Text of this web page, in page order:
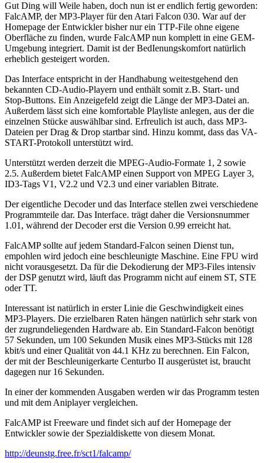
Gut Ding will Weile haben, doch nun ist er endlich fertig geworden:
FalcAMP, der MP3-Player für den Atari Falcon 030. War auf der
Homepage der Entwickler bisher nur ein TTP-File ohne eigene
Oberfläche zu finden, wurde FalcAMP nun komplett in eine GEM-
Umgebung integriert. Damit ist der BedIenungskomfort natürlich
erheblich gesteigert worden.
Das Interface entspricht in der Handhabung weitestgehend den
bekannten CD-Audio-Playern und enthält somit z.B. Start- und
Stop-Buttons. Ein Anzeigefeld zeigt die Länge der MP3-Datei an.
Außerdem lässt sich eine komfortable Playliste anlegen, aus der die
einzelnen Stücke auswählbar sind. Erfreulich ist auch, dass MP3-
Dateien per Drag & Drop startbar sind. Hinzu kommt, dass das VA-
START-Protokoll unterstützt wird.
Unterstützt werden derzeit die MPEG-Audio-Formate 1, 2 sowie
2.5. Außerdem bietet FalcAMP einen Support von MPEG Layer 3,
ID3-Tags V1, V2.2 und V2.3 und einer variablen Bitrate.
Der eigentliche Decoder und das Interface stellen zwei verschiedene
Programmteile dar. Das Interface. trägt daher die Versionsnummer
1.01, während der Decoder erst die Version 0.99 erreicht hat.
FalcAMP sollte auf jedem Standard-Falcon seinen Dienst tun,
empohlen wird jedoch eine beschleunigte Maschine. Eine FPU wird
nicht vorausgesetzt. Da für die Dekodierung der MP3-Files intensiv
der DSP genutzt wird, läuft das Programm nicht auf einem ST, STE
oder TT.
Interessant ist natürlich in erster Linie die Geschwindigkeit eines
MP3-Players. Die erzielbaren Raten hängen natürlich sehr stark von
der zugrundeliegenden Hardware ab. Ein Standard-Falcon benötigt
57 Sekunden, um 100 Sekunden Musik eines MP3-Stücks mit 128
kbit/s und einer Qualität von 44.1 KHz zu berechnen. Ein Falcon,
der mit der Beschleunigerkarte Centurbo II ausgerüstet ist, braucht
dagegen nur 16 Sekunden.
In einer der kommenden Ausgaben werden wir das Programm testen
und mit dem Aniplayer vergleichen.
FalcAMP ist Freeware und findet sich auf der Homepage der
Entwickler sowie der Spezialdiskette von diesem Monat.
http://deunstg.free.fr/sct1/falcamp/